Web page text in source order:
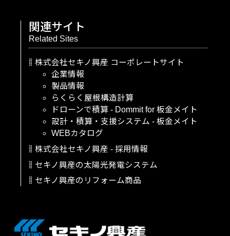
関連サイト
Related Sites
株式会社セキノ興産 コーポレートサイト
企業情報
製品情報
らくらく屋根構造計算
ドローンで積算 - Dommit for 板金メイト
設計・積算・支援システム - 板金メイト
WEBカタログ
株式会社セキノ興産 - 採用情報
セキノ興産の太陽光発電システム
セキノ興産のリフォーム商品